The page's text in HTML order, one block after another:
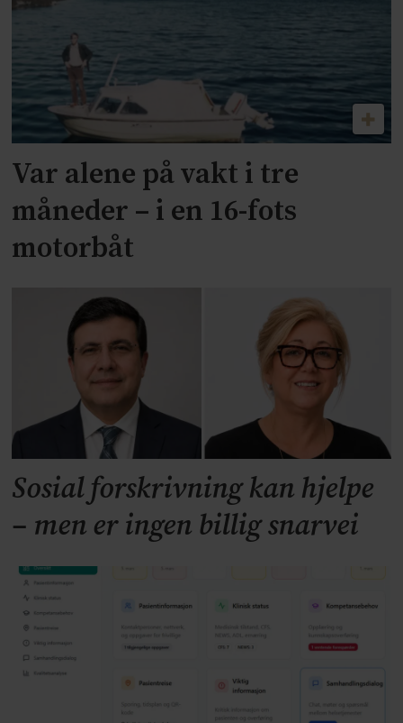
Var alene på vakt i tre
måneder – i en 16-fots
motorbåt
Sosial forskrivning kan hjelpe
– men er ingen billig snarvei